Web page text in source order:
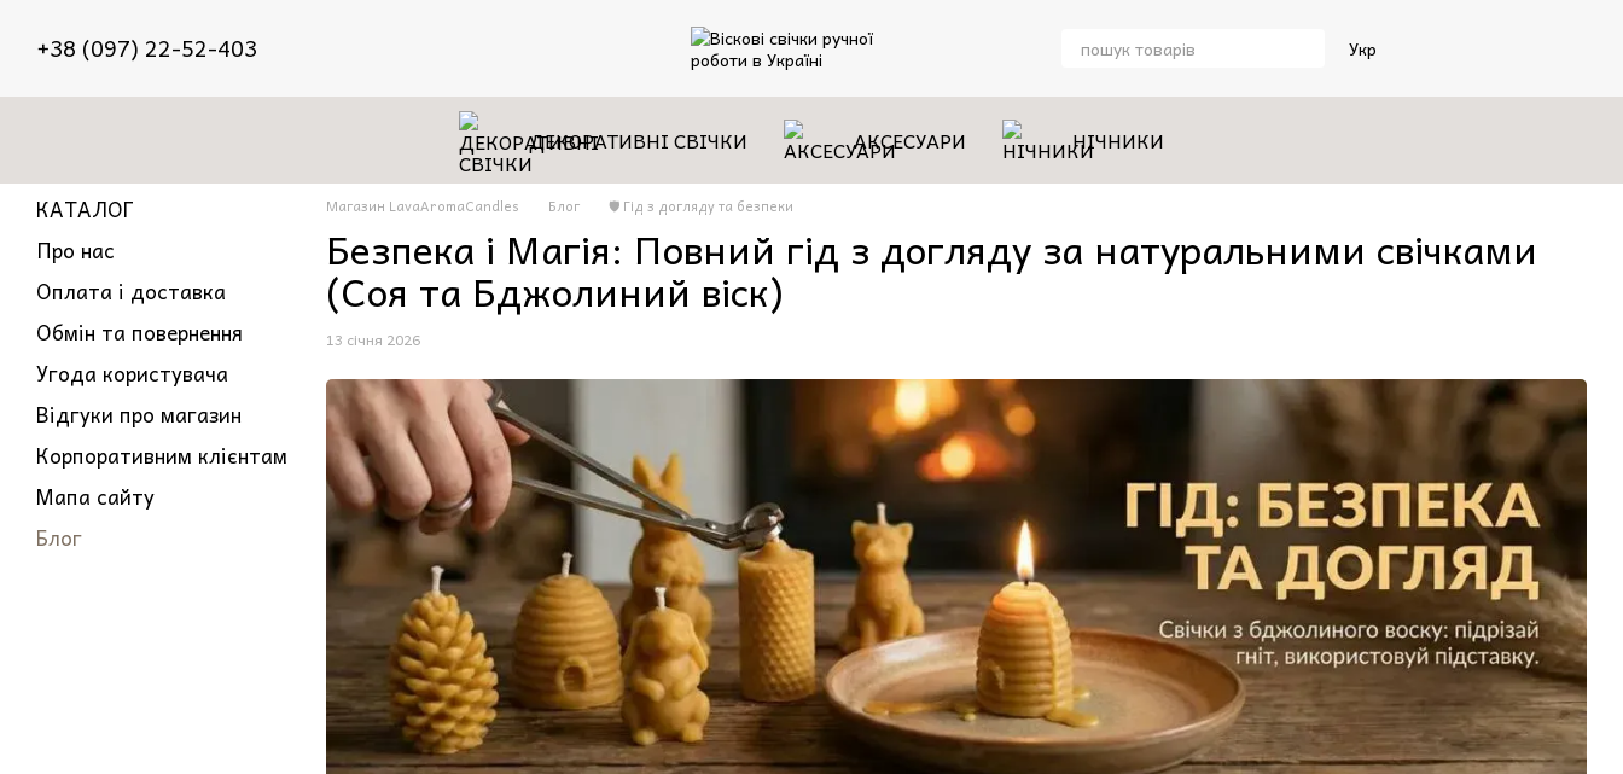
+38 (097) 22-52-403 Укр
ДЕКОРАТИВНІ СВІЧКИ АКСЕСУАРИ НІЧНИКИ
Магазин LavaAromaCandles Блог 🛡️ Гід з догляду та безпеки
Безпека і Магія: Повний гід з догляду за натуральними свічками
(Соя та Бджолиний віск)
13 січня 2026
КАТАЛОГ
Про нас
Оплата і доставка
Обмін та повернення
Угода користувача
Відгуки про магазин
Корпоративним клієнтам
Мапа сайту
Блог